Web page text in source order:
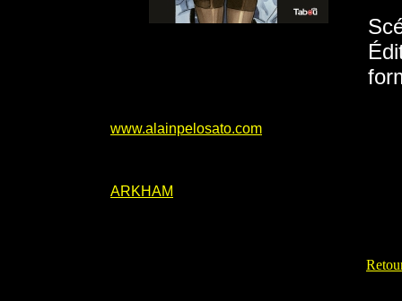
www.alainpelosato.com
ARKHAM